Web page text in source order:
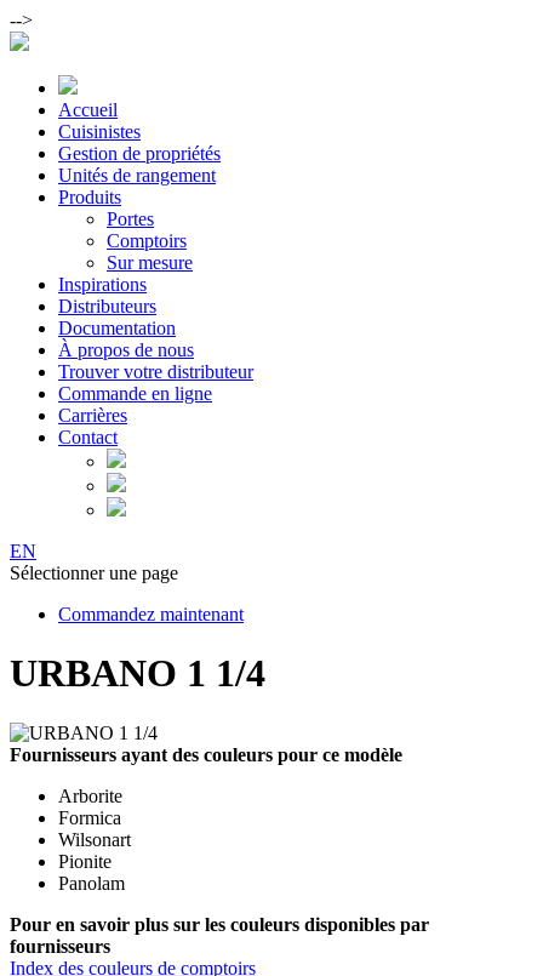
-->
Accueil
Cuisinistes
Gestion de propriétés
Unités de rangement
Produits
Portes
Comptoirs
Sur mesure
Inspirations
Distributeurs
Documentation
À propos de nous
Trouver votre distributeur
Commande en ligne
Carrières
Contact
EN
Sélectionner une page
Commandez maintenant
URBANO 1 1/4
Fournisseurs ayant des couleurs pour ce modèle
Arborite
Formica
Wilsonart
Pionite
Panolam
Pour en savoir plus sur les couleurs disponibles par
fournisseurs
Index des couleurs de comptoirs